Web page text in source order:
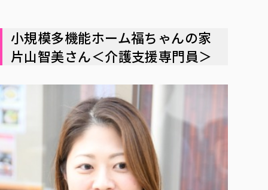
小規模多機能ホーム福ちゃんの家
片山智美さん＜介護支援専門員＞